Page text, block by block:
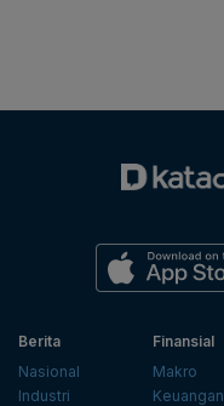
Berita
Nasional
Industri
Finansial
Makro
Keuangan